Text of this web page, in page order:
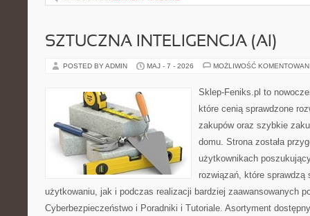
SZTUCZNA INTELIGENCJA (AI)
POSTED BY ADMIN MAJ - 7 - 2026 MOŻLIWOŚĆ
Sklep-Feniks.pl to
które cenią sprawdzone
zakupów oraz szybkie
domu. Strona została
użytkownikach
rozwiązań, które sprawdzą
użytkowaniu, jak i podczas realizacji bardziej zaawansowanych
Cyberbezpieczeństwo i Poradniki i Tutoriale. Asortyment